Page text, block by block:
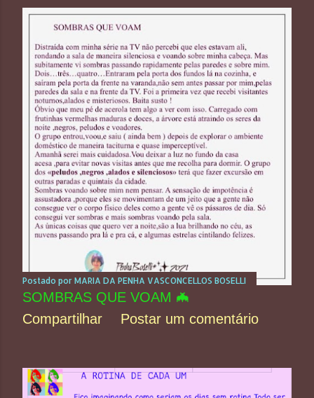
Postado por MARIA DA PENHA VASCONCELLOS BOSELLI
SOMBRAS QUE VOAM 🦇
Compartilhar
Postar um comentário